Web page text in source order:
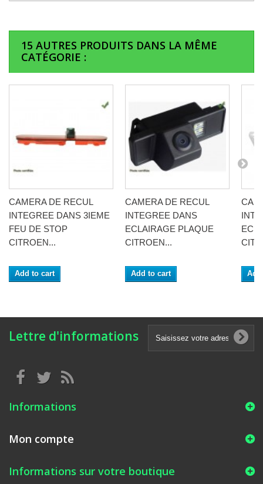
15 AUTRES PRODUITS DANS LA MÊME
CATÉGORIE :
CAMERA DE RECUL
INTEGREE DANS 3IEME
FEU DE STOP
CITROEN...
Add to cart
CAMERA DE RECUL
INTEGREE DANS
ECLAIRAGE PLAQUE
CITROEN...
Add to cart
Lettre d'informations
Informations
Mon compte
Informations sur votre boutique